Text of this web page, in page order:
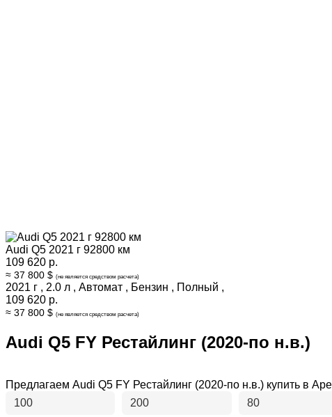
Audi Q5 2021 г 92800 км
109 620 р.
≈ 37 800 $ (не является средством расчета)
2021 г , 2.0 л , Автомат , Бензин , Полный ,
109 620 р.
≈ 37 800 $ (не является средством расчета)
Audi Q5 FY Рестайлинг (2020-по н.в.)
Предлагаем Audi Q5 FY Рестайлинг (2020-по н.в.) купить в
100
200 80